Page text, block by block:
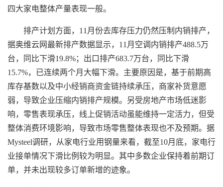
四大家电整体产量表现一般。
排产计划方面，11月份去库存压力仍然压制内销排产，
据奥维云网最新排产数据显示，11月空调内销排产488.5万
台，同比下滑19.8%；出口排产683.7万台，同比下滑
15.7%，已连续两个月大幅下滑。主要原因是，基于前期高
库存基数以及中小经销商资金链持续承压，商家补货意愿
弱，导致企业压缩内销排产规模。另受房地产市场低迷影
响，零售表现承压，线上促销活动虽能维持一定活力，但受
整体消费环境影响，导致市场零售整体表现也不及预期。据
Mysteel调研，从家电行业用钢量来看，截至10月底，家电行
业接单情况下滑比例较为明显。其中多数企业保持着前期订
单，并未出现较多订单新增的迹象。